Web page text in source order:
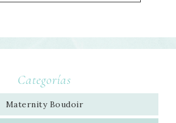
Categorías
Maternity Boudoir